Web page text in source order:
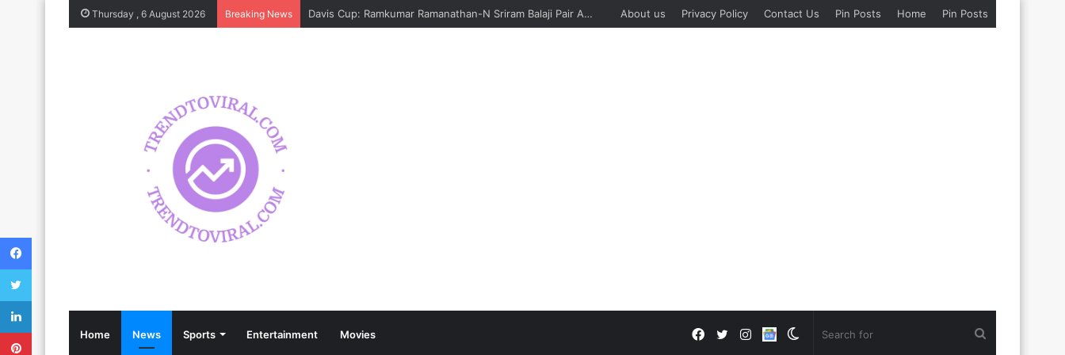
Thursday , 6 August 2026 Breaking News Boat Sinks In Jhelum River Near Srinagar – जम्मू-कश्मीर की झेलम नदी में नाव पलटने से 6 की मौत, पांच को बचाया गया About us Privacy Policy Contact Us Pin Posts Home Pin Posts
Home News Sports Entertainment Movies Switch
Google
Instagram
Twitter
Facebook